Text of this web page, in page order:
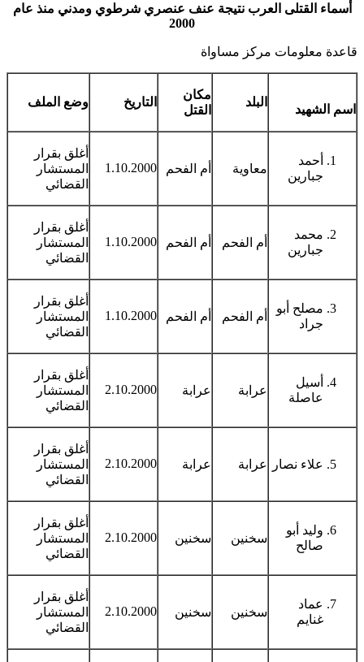
أسماء القتلى العرب نتيجة عنف عنصري شرطوي ومدني منذ عام
2000
قاعدة معلومات مركز مساواة
اسم الشهيد
البلد
مكان
القتل
التاريخ وضع الملف
أحمد
جبارين
معاوية أم الفحم 1.10.2000
أغلق بقرار
المستشار
القضائي
محمد
جبارين
أم الفحم أم الفحم 1.10.2000
أغلق بقرار
المستشار
القضائي
مصلح أبو
جراد
أم الفحم أم الفحم 1.10.2000
أغلق بقرار
المستشار
القضائي
أسيل
عاصلة
عرابة عرابة 2.10.2000
أغلق بقرار
المستشار
القضائي
علاء نصار عرابة عرابة 2.10.2000
أغلق بقرار
المستشار
القضائي
وليد أبو
صالح
سخنين سخنين 2.10.2000
أغلق بقرار
المستشار
القضائي
عماد
غنايم
سخنين سخنين 2.10.2000
أغلق بقرار
المستشار
القضائي